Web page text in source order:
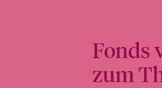
Fonds
zum